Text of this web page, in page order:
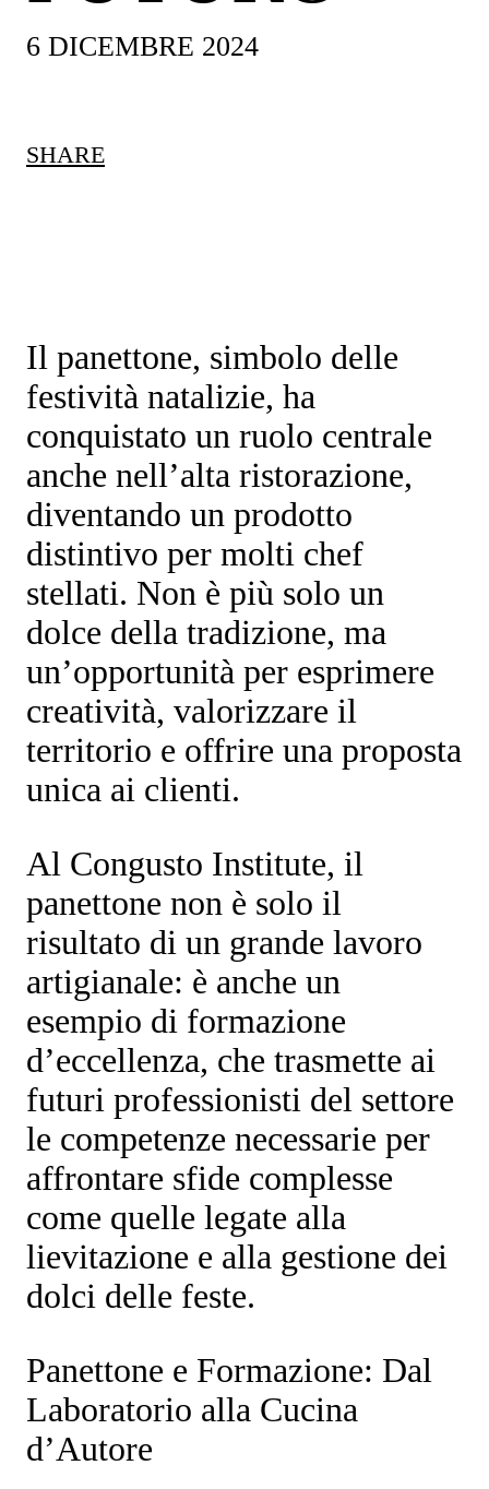
6 DICEMBRE 2024
SHARE
Il panettone, simbolo delle
festività natalizie, ha
conquistato un ruolo centrale
anche nell’alta ristorazione,
diventando un prodotto
distintivo per molti chef
stellati. Non è più solo un
dolce della tradizione, ma
un’opportunità per esprimere
creatività, valorizzare il
territorio e offrire una proposta
unica ai clienti.
Al Congusto Institute, il
panettone non è solo il
risultato di un grande lavoro
artigianale: è anche un
esempio di formazione
d’eccellenza, che trasmette ai
futuri professionisti del settore
le competenze necessarie per
affrontare sfide complesse
come quelle legate alla
lievitazione e alla gestione dei
dolci delle feste.
Panettone e Formazione: Dal
Laboratorio alla Cucina
d’Autore